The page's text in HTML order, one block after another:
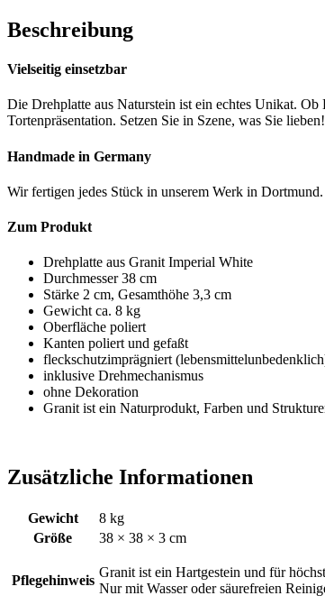
Beschreibung
Vielseitig einsetzbar
Die Drehplatte aus Naturstein ist ein echtes Unikat.
Tortenpräsentation. Setzen Sie in Szene, was Sie lieben!
Handmade in Germany
Wir fertigen jedes Stück in unserem Werk in
Zum Produkt
Drehplatte aus Granit Imperial White
Durchmesser 38 cm
Stärke 2 cm, Gesamthöhe 3,3 cm
Gewicht ca. 8 kg
Oberfläche poliert
Kanten poliert und gefaßt
fleckschutzimprägniert
inklusive Drehmechanismus
ohne Dekoration
Granit ist ein Naturprodukt, Farben und
Zusätzliche Informationen
Gewicht
8 kg
Größe
38 × 38 × 3 cm
Pflegehinweis
Granit ist ein Hartgestein und für
Nur mit Wasser oder säurefreien